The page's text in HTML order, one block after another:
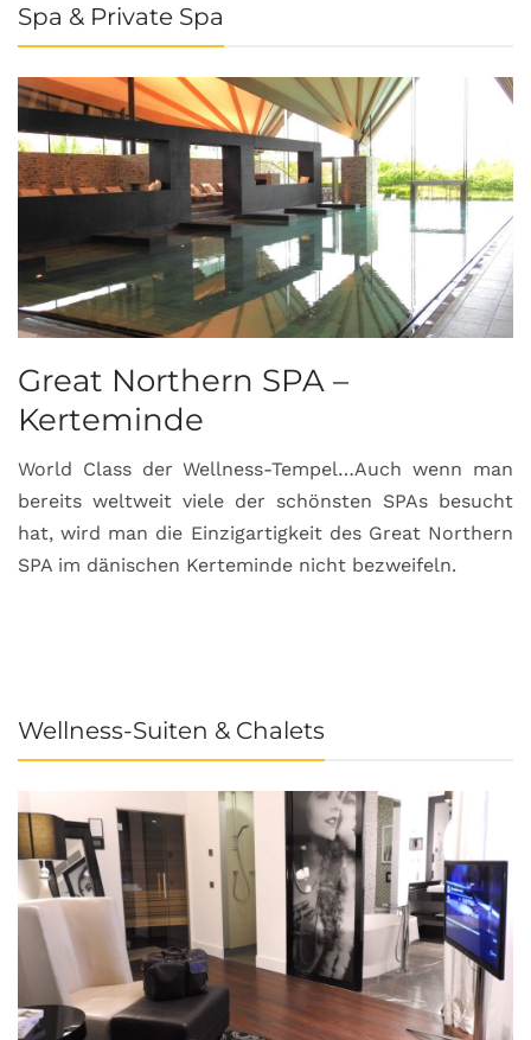
Spa & Private Spa
Great Northern SPA –
Kerteminde
World Class der Wellness-Tempel…Auch wenn man
bereits weltweit viele der schönsten SPAs besucht
hat, wird man die Einzigartigkeit des Great Northern
SPA im dänischen Kerteminde nicht bezweifeln.
Wellness-Suiten & Chalets